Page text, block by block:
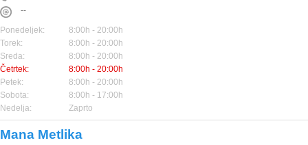
--
Ponedeljek:
8:00h - 20:00h
Torek:
8:00h - 20:00h
Sreda:
8:00h - 20:00h
Četrtek:
8:00h - 20:00h
Petek:
8:00h - 20:00h
Sobota:
8:00h - 17:00h
Nedelja:
Zaprto
Mana Metlika